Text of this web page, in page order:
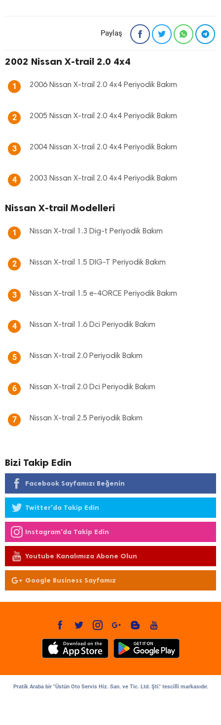
Paylaş
2002 Nissan X-trail 2.0 4x4
1 2006 Nissan X-trail 2.0 4x4 Periyodik Bakım
2 2005 Nissan X-trail 2.0 4x4 Periyodik Bakım
3 2004 Nissan X-trail 2.0 4x4 Periyodik Bakım
4 2003 Nissan X-trail 2.0 4x4 Periyodik Bakım
Nissan X-trail Modelleri
1 Nissan X-trail 1.3 Dig-t Periyodik Bakım
2 Nissan X-trail 1.5 DIG-T Periyodik Bakım
3 Nissan X-trail 1.5 e-4ORCE Periyodik Bakım
4 Nissan X-trail 1.6 Dci Periyodik Bakım
5 Nissan X-trail 2.0 Periyodik Bakım
6 Nissan X-trail 2.0 Dci Periyodik Bakım
7 Nissan X-trail 2.5 Periyodik Bakım
Bizi Takip Edin
Facebook Sayfamızı Beğenin
Twitter'da Takip Edin
Instagram'da Takip Edin
Youtube Kanalımıza Abone Olun
Google Business Sayfamız
Pratik Araba bir "Üstün Oto Servis Hiz. San. ve Tic. Ltd. Şti." tescilli markasıdır.